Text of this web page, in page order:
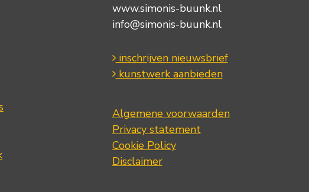
www.simonis-buunk.nl
info@simonis-buunk.nl
inschrijven nieuwsbrief
kunstwerk aanbieden
Algemene voorwaarden
Privacy statement
Cookie Policy
Disclaimer